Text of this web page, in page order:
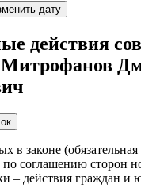
дату
действия
Митрофанов
в законе
соглашению сторон
– действия граждан и